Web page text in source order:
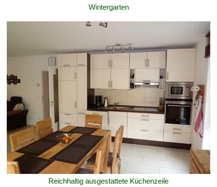
Wintergarten
Reichhaltig ausgestattete Küchenzeile